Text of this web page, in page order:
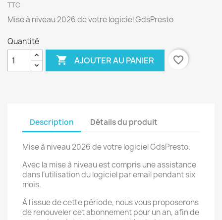
TTC
Mise à niveau 2026 de votre logiciel GdsPresto
Quantité
 AJOUTER AU PANIER favorite_border
Description Détails du produit
Mise à niveau 2026 de votre logiciel GdsPresto.
Avec la mise à niveau est compris une assistance
dans l’utilisation du logiciel par email pendant six
mois.
À l'issue de cette période, nous vous proposerons
de renouveler cet abonnement pour un an, afin de